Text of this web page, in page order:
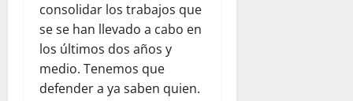
consolidar los trabajos que
se se han llevado a cabo en
los últimos dos años y
medio. Tenemos que
defender a ya saben quien.